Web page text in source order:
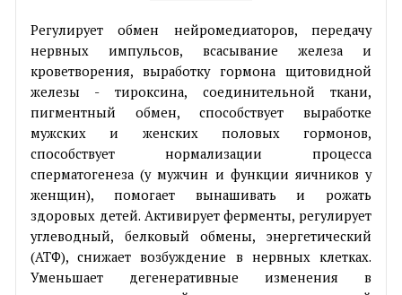
Регулирует обмен нейромедиаторов, передачу
нервных импульсов, всасывание железа и
кроветворения, выработку гормона щитовидной
железы - тироксина, соединительной ткани,
пигментный обмен, способствует выработке
мужских и женских половых гормонов,
способствует нормализации процесса
сперматогенеза (у мужчин и функции яичников у
женщин), помогает вынашивать и рожать
здоровых детей. Активирует ферменты, регулирует
углеводный, белковый обмены, энергетический
(АТФ), снижает возбуждение в нервных клетках.
Уменьшает дегенеративныe изменения в